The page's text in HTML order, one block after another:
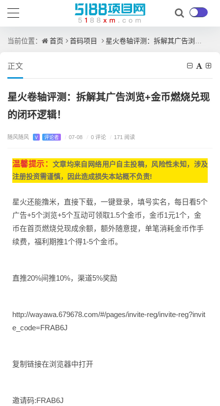
当前位置： 首页 首码项目 星火卷轴评测：拆解其广告浏览+金币燃烧兑现的闭环逻辑！
正文
星火卷轴评测：拆解其广告浏览+金币燃烧兑现
的闭环逻辑！
随风随风 V 评论者 / 07-08 / 0 评论 / 171 阅读
温馨提示： 文章均来自网络用户自主投稿， 风险性未知，涉及
注册投资需谨慎，因此造成损失本站概不负责!
星火还能撸米，直接下载，一键登录，填号实名，每日看5个
广告+5个浏览+5个互动可领取1.5个金币，金币1元1个，金
币在首页燃烧兑现成余额，额外随意提，单笔消耗金币作手
续费，福利期推1个得1-5个金币。
直推20%间推10%，渠道5%奖励
http://wayawa.679678.com/#/pages/invite-reg/invite-reg?invit
e_code=FRAB6J
复制链接在浏览器中打开
邀请码:FRAB6J